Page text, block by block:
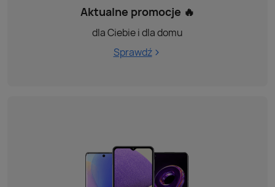
Aktualne promocje 🔥
dla Ciebie i dla domu
Sprawdź